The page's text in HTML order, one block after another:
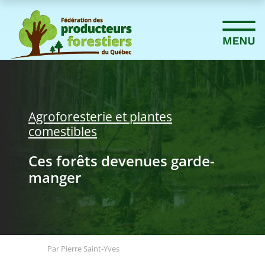
Agroforesterie et plantes
comestibles
Ces forêts devenues garde-
manger
Par Pierre Saint-Yves